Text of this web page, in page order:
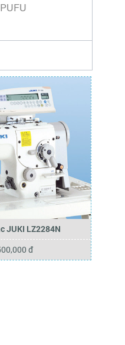
PUFU
JUKI LZ2284N
đ